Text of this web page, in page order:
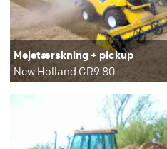
Mejetærskning + pickup
New Holland CR9.80